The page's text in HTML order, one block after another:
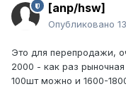
[anp/hsw]
Опубликовано
Это для перепродажи,
2000 - как раз
100шт можно и 1600-